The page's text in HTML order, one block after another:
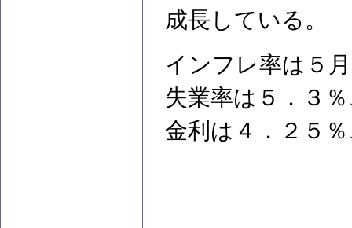
成長している。
インフレ率は５
失業率は５．３
金利は４．２５